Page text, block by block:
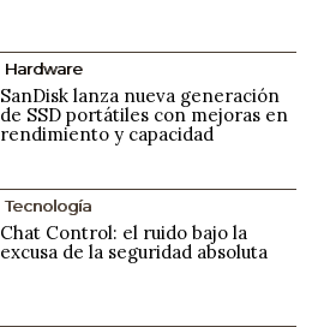
Hardware
SanDisk lanza nueva generación
de SSD portátiles con mejoras en
rendimiento y capacidad
Tecnología
Chat Control: el ruido bajo la
excusa de la seguridad absoluta